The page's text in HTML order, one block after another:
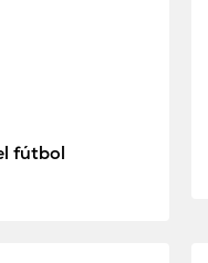
fútbol